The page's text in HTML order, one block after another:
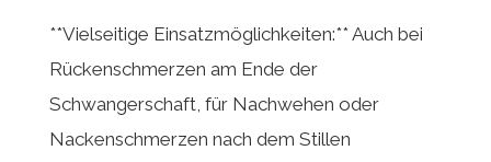
**Vielseitige Einsatzmöglichkeiten:** Auch bei
Rückenschmerzen am Ende der
Schwangerschaft, für Nachwehen oder
Nackenschmerzen nach dem Stillen